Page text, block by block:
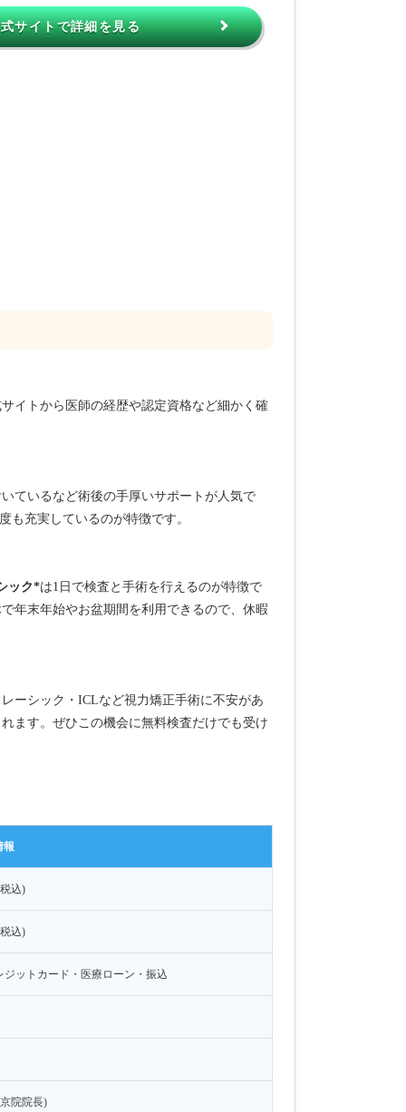
サイトで詳細を見る
イトから医師の経歴や認定資格など細かく確
ているなど術後の手厚いサポートが人気で
も充実しているのが特徴です。
ック*は1日で検査と手術を行えるのが特徴で
年末年始やお盆期間を利用できるので、休暇
ーシック・ICLなど視力矯正手術に不安があ
ます。ぜひこの機会に無料検査だけでも受け
報
込)
込)
ジットカード・医療ローン・振込
院院長)